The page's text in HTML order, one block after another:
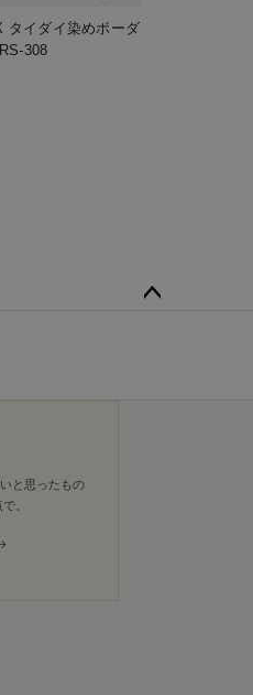
タイダイ染めボーダ
308
と思ったもの
。